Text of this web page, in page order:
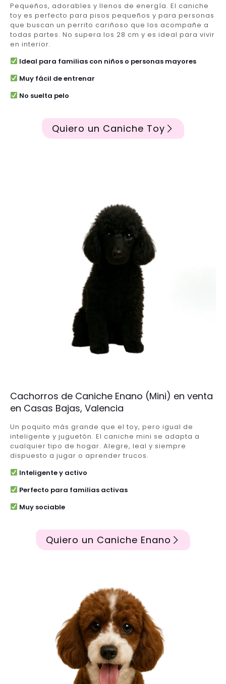
Pequeños, adorables y llenos de energía. El caniche
toy es perfecto para pisos pequeños y para personas
que buscan un perrito cariñoso que los acompañe a
todas partes. No supera los 28 cm y es ideal para vivir
en interior.
Ideal para familias con niños o personas mayores
Muy fácil de entrenar
No suelta pelo
Quiero un Caniche Toy
Cachorros de Caniche Enano (Mini) en venta
en Casas Bajas, Valencia
Un poquito más grande que el toy, pero igual de
inteligente y juguetón. El caniche mini se adapta a
cualquier tipo de hogar. Alegre, leal y siempre
dispuesto a jugar o aprender trucos.
Inteligente y activo
Perfecto para familias activas
Muy sociable
Quiero un Caniche Enano